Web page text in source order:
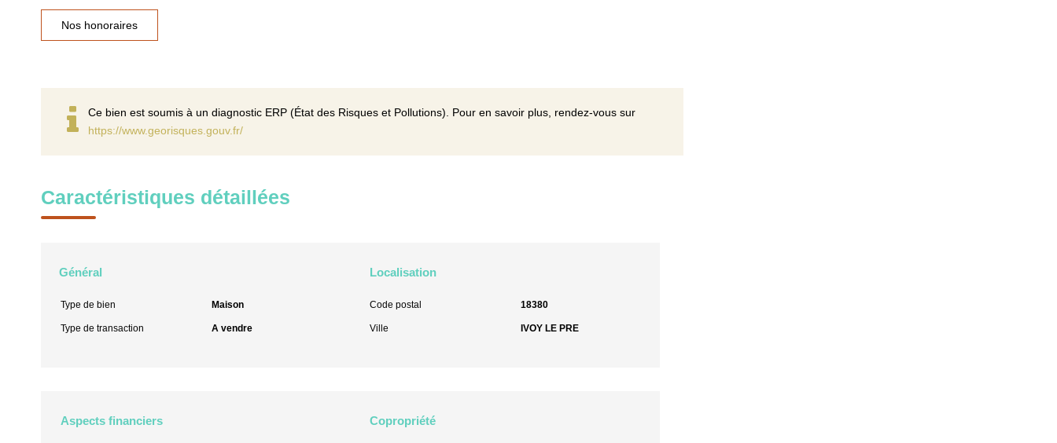
Nos honoraires
Ce bien est soumis à un diagnostic ERP (État des Risques et Pollutions). Pour en savoir plus, rendez-vous sur
https://www.georisques.gouv.fr/
Caractéristiques détaillées
Général
Type de bien Maison
Type de transaction A vendre
Localisation
Code postal 18380
Ville IVOY LE PRE
Aspects financiers Copropriété